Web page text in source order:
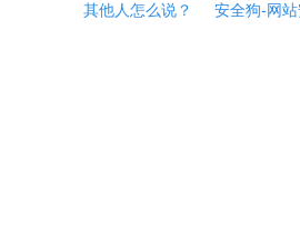
其他人怎么说？ 安全狗-网